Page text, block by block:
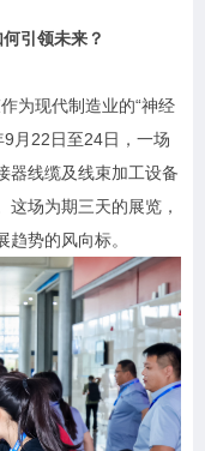
引领未来？
为现代制造业的“神经
月22日至24日，一场
线缆及线束加工设备
这场为期三天的展览，
势的风向标。